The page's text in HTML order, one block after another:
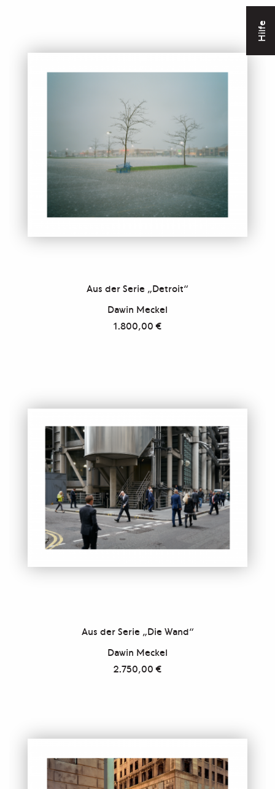
Hilfe
Aus der Serie „Detroit“
Dawin Meckel
1.800,00€
Aus der Serie „Die Wand“
Dawin Meckel
2.750,00€